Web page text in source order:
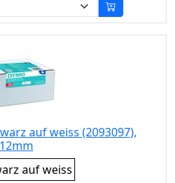
auf weiss (2093097),
12mm
auf weiss